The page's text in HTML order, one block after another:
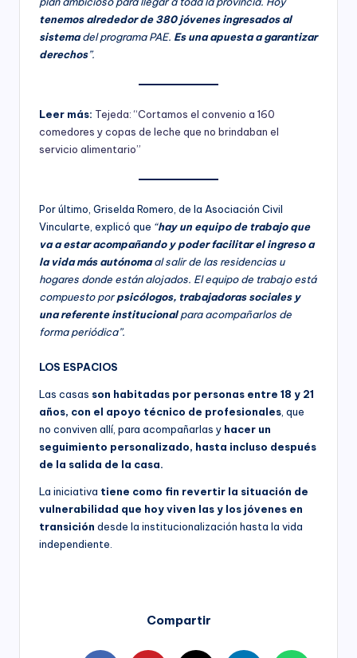
tenemos alrededor de 380 jóvenes ingresados al
sistemadel programa PAE. Es una apuesta a garantizar
derechos”.
Leer más: Tejeda: “Cortamos el convenio a 160
comedores y copas de leche que no brindaban el
servicio alimentario”
Por último, Griselda Romero, de la Asociación Civil
Vincularte, explicó que “hay un equipo de trabajo que
va a estar acompañando y poder facilitar el ingreso a
la vida más autónomaal salir de las residencias u
hogares donde están alojados. El equipo de trabajo está
compuesto porpsicólogos, trabajadoras sociales y
una referente institucionalpara acompañarlos de
forma periódica”.
LOS ESPACIOS
Las casas son habitadas por personas entre 18 y 21
años, con el apoyo técnico de profesionales, que
no conviven allí, para acompañarlas y hacer un
seguimiento personalizado, hasta incluso después
de la salida de la casa.
La iniciativa tiene como fin revertir la situación de
vulnerabilidad que hoy viven las y los jóvenes en
transición desde la institucionalización hasta la vida
independiente.
Compartir